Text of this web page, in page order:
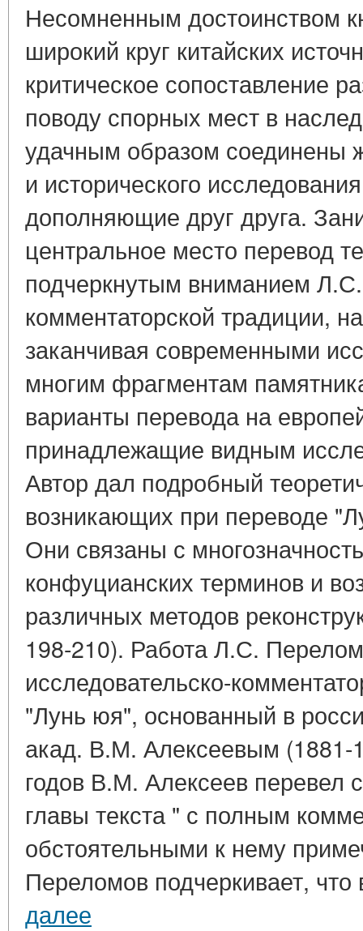
Несомненным достоинством
широкий круг китайских
критическое сопоставление
поводу спорных мест в
удачным образом соединены
и исторического
дополняющие друг друга.
центральное место перевод
подчеркнутым вниманием
комментаторской традиции,
заканчивая современными
многим фрагментам
варианты перевода на
принадлежащие видным
Автор дал подробный
возникающих при переводе
Они связаны с
конфуцианских терминов и
различных методов
198-210). Работа Л.С.
исследовательско-
"Лунь юя", основанный в
акад. В.М. Алексеевым (1881-
годов В.М. Алексеев перевел
главы текста " с полным
обстоятельными к нему
Переломов подчеркивает,
далее